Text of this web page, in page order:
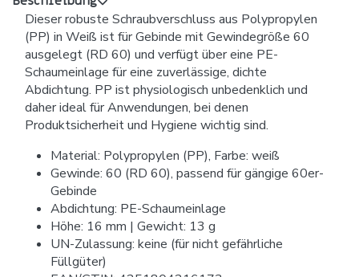
Dieser robuste Schraubverschluss aus Polypropylen
(PP) in Weiß ist für Gebinde mit Gewindegröße 60
ausgelegt (RD 60) und verfügt über eine PE-
Schaumeinlage für eine zuverlässige, dichte
Abdichtung. PP ist physiologisch unbedenklich und
daher ideal für Anwendungen, bei denen
Produktsicherheit und Hygiene wichtig sind.
Material: Polypropylen (PP), Farbe: weiß
Gewinde: 60 (RD 60), passend für gängige 60er-
Gebinde
Abdichtung: PE-Schaumeinlage
Höhe: 16 mm | Gewicht: 13 g
UN-Zulassung: keine (für nicht gefährliche
Füllgüter)